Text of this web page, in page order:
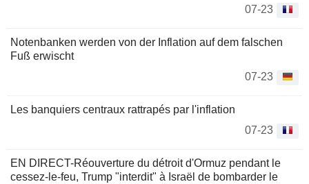
07-23
Notenbanken werden von der Inflation auf dem falschen
Fuß erwischt
07-23
Les banquiers centraux rattrapés par l'inflation
07-23
EN DIRECT-Réouverture du détroit d'Ormuz pendant le
cessez-le-feu, Trump "interdit" à Israël de bombarder le